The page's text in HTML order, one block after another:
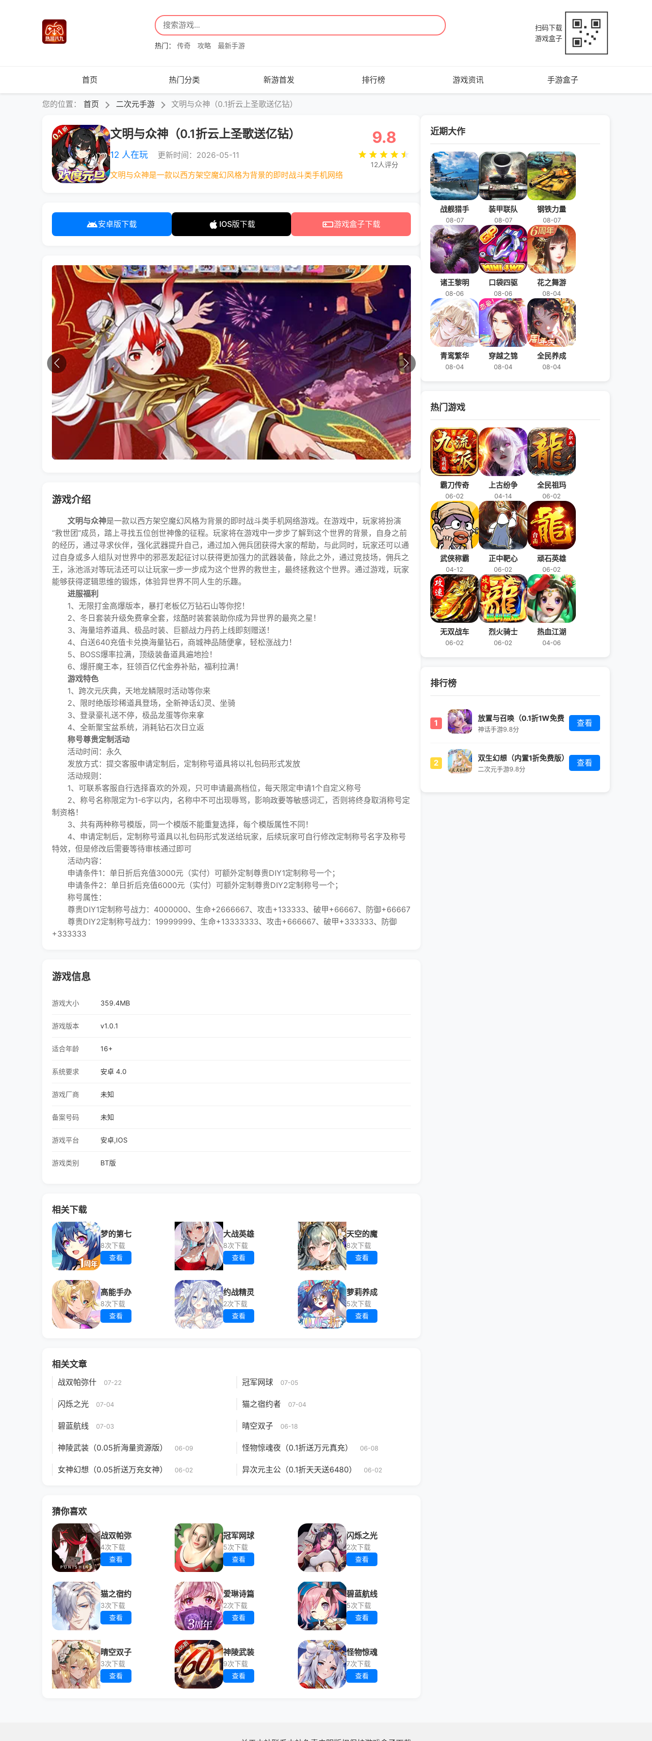
热门： 传奇 攻略 最新手游
扫码下载
游戏盒子
首页 热门分类 新游首发 排行榜 游戏资讯 手游盒子
您的位置： 首页 二次元手游 文明与众神（0.1折云上圣歌送亿钻）
文明与众神（0.1折云上圣歌送亿钻）
12 人在玩 更新时间：2026-05-11
文明与众神是一款以西方架空魔幻风格为背景的即时战斗类手机网络
9.8
12人评分
安卓版下载 IOS版下载 游戏盒子下载
游戏介绍
文明与众神是一款以西方架空魔幻风格为背景的即时战斗类手机网络游戏。在游戏中，玩家将扮演
“救世团”成员，踏上寻找五位创世神像的征程。玩家将在游戏中一步步了解到这个世界的背景，自身之前
的经历，通过寻求伙伴，强化武器提升自己，通过加入佣兵团获得大家的帮助，与此同时，玩家还可以通
过自身或多人组队对世界中的邪恶发起征讨以获得更加强力的武器装备，除此之外，通过竞技场，佣兵之
王，泳池派对等玩法还可以让玩家一步一步成为这个世界的救世主，最终拯救这个世界。通过游戏，玩家
能够获得逻辑思维的锻炼，体验异世界不同人生的乐趣。
进服福利
1、无限打金高爆版本，暴打老板亿万钻石山等你挖！
2、冬日套装升级免费拿全套，炫酷时装套装助你成为异世界的最亮之星！
3、海量培养道具、极品时装、巨额战力丹药上线即刻赠送！
4、白送640充值卡兑换海量钻石，商城神品随便拿，轻松涨战力！
5、BOSS爆率拉满，顶级装备道具遍地捡！
6、爆肝魔王本，狂领百亿代金券补贴，福利拉满！
游戏特色
1、跨次元庆典，天地龙鳞限时活动等你来
2、限时绝版珍稀道具登场，全新神话幻灵、坐骑
3、登录豪礼送不停，极品龙蛋等你来拿
4、全新聚宝盆系统，消耗钻石次日立返
称号尊贵定制活动
活动时间：永久
发放方式：提交客服申请定制后，定制称号道具将以礼包码形式发放
活动规则：
1、可联系客服自行选择喜欢的外观，只可申请最高档位，每天限定申请1个自定义称号
2、称号名称限定为1-6字以内，名称中不可出现辱骂，影响政要等敏感词汇，否则将终身取消称号定
制资格！
3、共有两种称号模版，同一个模版不能重复选择，每个模版属性不同！
4、申请定制后，定制称号道具以礼包码形式发送给玩家，后续玩家可自行修改定制称号名字及称号
特效，但是修改后需要等待审核通过即可
活动内容：
申请条件1：单日折后充值3000元（实付）可额外定制尊贵DIY1定制称号一个；
申请条件2：单日折后充值6000元（实付）可额外定制尊贵DIY2定制称号一个；
称号属性：
尊贵DIY1定制称号战力：4000000、生命+2666667、攻击+133333、破甲+66667、防御+66667
尊贵DIY2定制称号战力：19999999、生命+13333333、攻击+666667、破甲+333333、防御
+333333
游戏信息
游戏大小 359.4MB
游戏版本 v1.0.1
适合年龄 16+
系统要求 安卓 4.0
游戏厂商 未知
备案号码 未知
游戏平台 安卓,IOS
游戏类别 BT版
相关下载
梦的第七
8次下载
查看
大战英雄
8次下载
查看
天空的魔
8次下载
查看
高能手办
8次下载
查看
约战精灵
2次下载
查看
萝莉养成
5次下载
查看
相关文章
战双帕弥什 07-22 冠军网球 07-05
闪烁之光 07-04 猫之宿约者 07-04
碧蓝航线 07-03 晴空双子 06-18
神陵武装（0.05折海量资源版） 06-09 怪物惊魂夜（0.1折送万元真充） 06-08
女神幻想（0.05折送万充女神） 06-02 异次元主公（0.1折天天送6480） 06-02
猜你喜欢
战双帕弥
4次下载
查看
冠军网球
5次下载
查看
闪烁之光
2次下载
查看
猫之宿约
3次下载
查看
爱琳诗篇
2次下载
查看
碧蓝航线
5次下载
查看
晴空双子
3次下载
查看
神陵武装
9次下载
查看
怪物惊魂
7次下载
查看
近期大作
战舰猎手
08-07
装甲联队
08-07
钢铁力量
08-07
诸王黎明
08-06
口袋四驱
08-06
花之舞游
08-04
青鸾繁华
08-04
穿越之锦
08-04
全民养成
08-04
热门游戏
霸刀传奇
06-02
上古纷争
04-14
全民祖玛
06-02
武侠称霸
04-12
正中靶心
06-02
顽石英雄
06-02
无双战车
06-02
烈火骑士
06-02
热血江湖
04-06
排行榜
1
放置与召唤（0.1折1W免费
版）
神话手游9.8分
查看
2 双生幻想（内置1折免费版）
二次元手游9.8分
查看